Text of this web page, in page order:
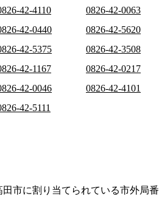
42-4110
0826-42-0063
42-0440
0826-42-5620
42-5375
0826-42-3508
42-1167
0826-42-0217
42-0046
0826-42-4101
42-5111
田市に割り当てられている市外局番